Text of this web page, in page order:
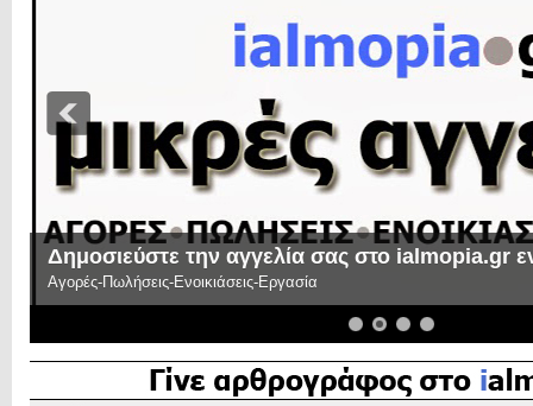
Δημοσιεύστε την αγγελία σας στο ialmopia.gr
Αγορές-Πωλήσεις-Ενοικιάσεις-Εργασία